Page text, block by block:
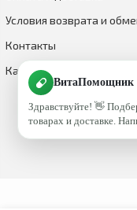
Условия возврата и
Контакты
Каталог по брендам
ВитаПомощник
Здравствуйте! 👋
товарах и доставке.